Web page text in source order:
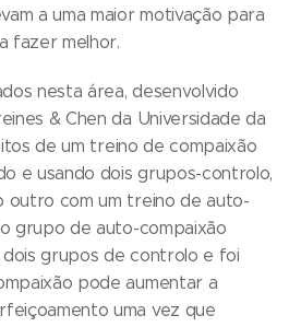
a uma maior motivação para
fazer melhor.
nesta área, desenvolvido
& Chen da Universidade da
de um treino de compaixão
e usando dois grupos-controlo,
outro com um treino de auto-
grupo de auto-compaixão
grupos de controlo e foi
pode aumentar a
uma vez que